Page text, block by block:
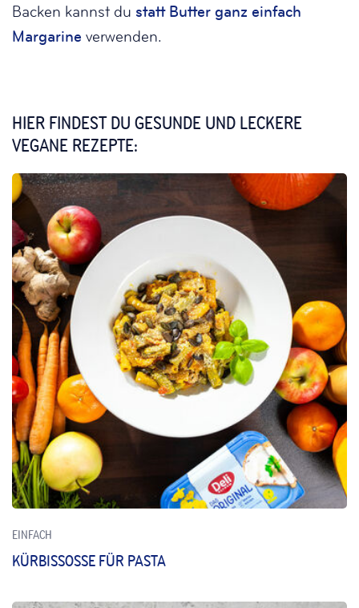
Backen kannst du statt Butter ganz einfach
Margarine verwenden.
HIER FINDEST DU GESUNDE UND LECKERE
VEGANE REZEPTE:
EINFACH
KÜRBISSOSSE FÜR PASTA